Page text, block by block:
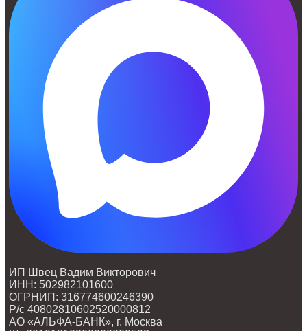
ИП Швец Вадим Викторович
ИНН: 502982101600
ОГРНИП: 316774600246390
Р/с 40802810602520000812
АО «АЛЬФА-БАНК», г. Москва